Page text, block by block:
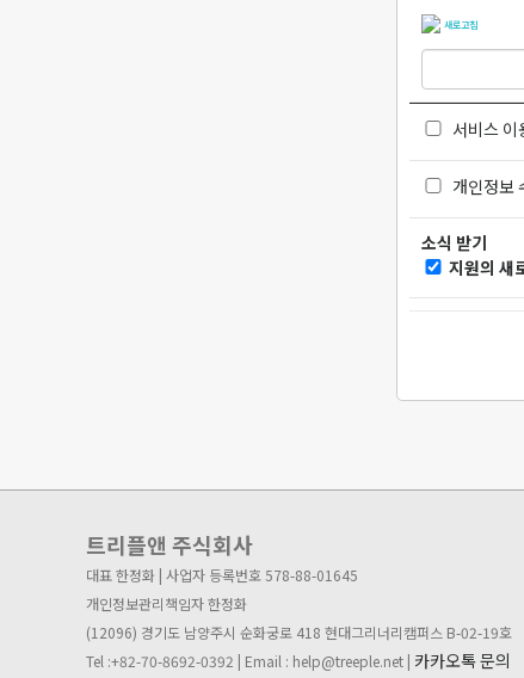
새로고침
서비스 이
개인정보
소식 받기
지원의 새
트리플앤 주식회사
대표 한정화 | 사업자 등록번호 578-88-01645
개인정보관리책임자 한정화
(12096) 경기도 남양주시 순화궁로 418 현대그리너리캠퍼스 B-02-19호
Tel :+82-70-8692-0392 | Email : help@treeple.net | 카카오톡 문의